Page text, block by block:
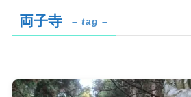
両子寺 – tag –